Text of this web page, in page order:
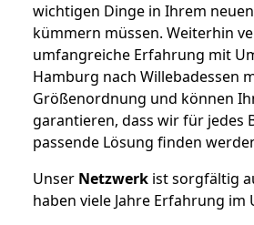
wichtigen Dinge in Ihrem
kümmern müssen. Weiterhin
umfangreiche Erfahrung mit
Hamburg nach Willebadessen
Größenordnung und können
garantieren, dass wir für jedes
passende Lösung finden
Unser Netzwerk ist sorgfältig
haben viele Jahre Erfahrung im